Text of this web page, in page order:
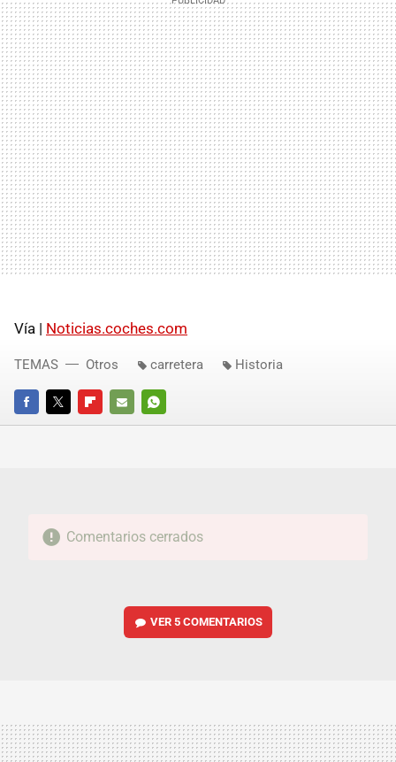
Vía | Noticias.coches.com
FACEBOOKTWITTERFLIPBOARD
E-
WHATSAPP
TEMAS Otros carretera Historia
Comentarios cerrados
VER5 COMENTARIOS